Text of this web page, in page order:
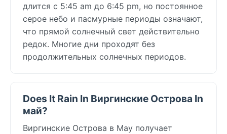
длится с 5:45 am до 6:45 pm, но постоянное
серое небо и пасмурные периоды означают,
что прямой солнечный свет действительно
редок. Многие дни проходят без
продолжительных солнечных периодов.
Does It Rain In Виргинские Острова In
май?
Виргинские Острова в May получает